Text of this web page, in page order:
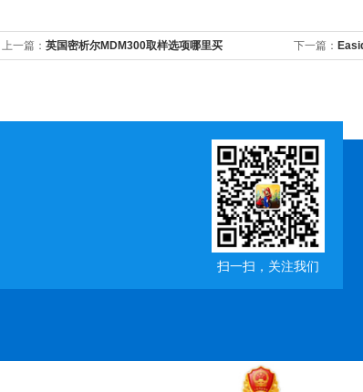
上一篇： 英国密析尔MDM300取样选项哪里买 下一篇：
扫一扫，关注我们